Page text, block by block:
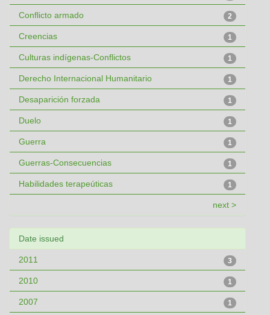
2
Conflicto armado
1
Creencias
1
Culturas indígenas-Conflictos
1
Derecho Internacional Humanitario
1
Desaparición forzada
1
Duelo
1
Guerra
1
Guerras-Consecuencias
1
Habilidades terapeúticas
next >
Date issued
3
2011
1
2010
1
2007